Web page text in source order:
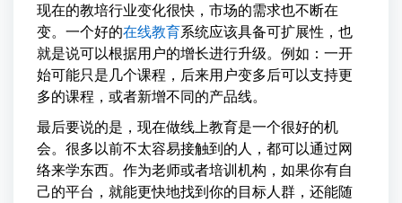
现在的教培行业变化很快，市场的需求也不断在
变。一个好的在线教育系统应该具备可扩展性，也
就是说可以根据用户的增长进行升级。例如：一开
始可能只是几个课程，后来用户变多后可以支持更
多的课程，或者新增不同的产品线。
最后要说的是，现在做线上教育是一个很好的机
会。很多以前不太容易接触到的人，都可以通过网
络来学东西。作为老师或者培训机构，如果你有自
己的平台，就能更快地找到你的目标人群，还能随